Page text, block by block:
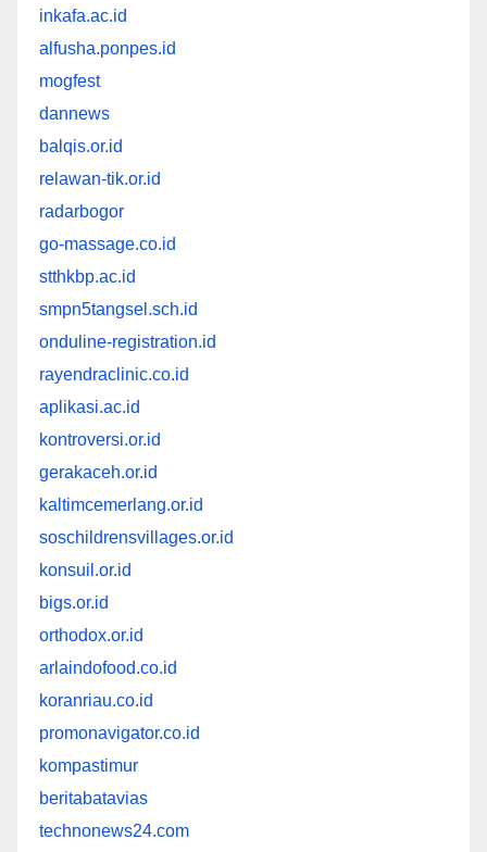
inkafa.ac.id
alfusha.ponpes.id
mogfest
dannews
balqis.or.id
relawan-tik.or.id
radarbogor
go-massage.co.id
stthkbp.ac.id
smpn5tangsel.sch.id
onduline-registration.id
rayendraclinic.co.id
aplikasi.ac.id
kontroversi.or.id
gerakaceh.or.id
kaltimcemerlang.or.id
soschildrensvillages.or.id
konsuil.or.id
bigs.or.id
orthodox.or.id
arlaindofood.co.id
koranriau.co.id
promonavigator.co.id
kompastimur
beritabatavias
technonews24.com